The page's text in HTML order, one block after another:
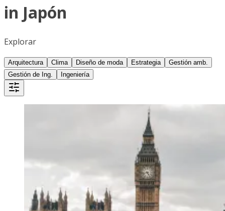
in Japón
Explorar
Arquitectura Clima Diseño de moda Estrategia
Gestión amb.
Gestión de Ing.
Ingeniería